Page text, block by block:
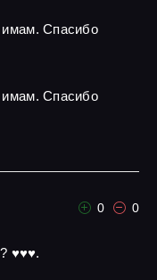
Спасибо
Спасибо
0 0
♥️♥️♥️.